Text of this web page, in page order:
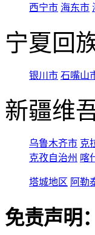
西宁市 海东市
宁夏回
银川市 石嘴山
新疆维
乌鲁木齐市 克
克孜自治州 喀
塔城地区 阿勒
免责声明：